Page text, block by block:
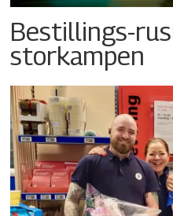
Bestillings-
storkampen